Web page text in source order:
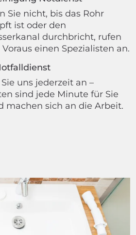
Sie nicht, bis das Rohr
ist oder den
durchbricht, rufen
Voraus einen Spezialisten an.
uns jederzeit an –
sind jede Minute für Sie
machen sich an die Arbeit.